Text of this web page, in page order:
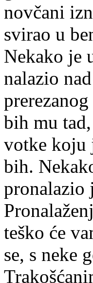
novčani
svirao u
Nekako je
nalazio
bih mu
votke koju
bih.
pronalazio
teško će
se, s neke